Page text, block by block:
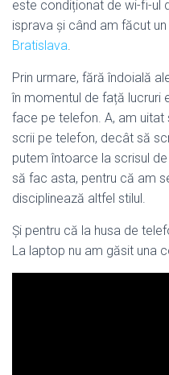
este condiționat de wi-fi-ul
isprava și când am făcut un
Bratislava.
Prin urmare, fără îndoială
în momentul de față lucruri
face pe telefon. A, am
scrii pe telefon, decât să
putem întoarce la scrisul
să fac asta, pentru că am
disciplinează altfel stilul.
Și pentru că la husa de
La laptop nu am găsit una